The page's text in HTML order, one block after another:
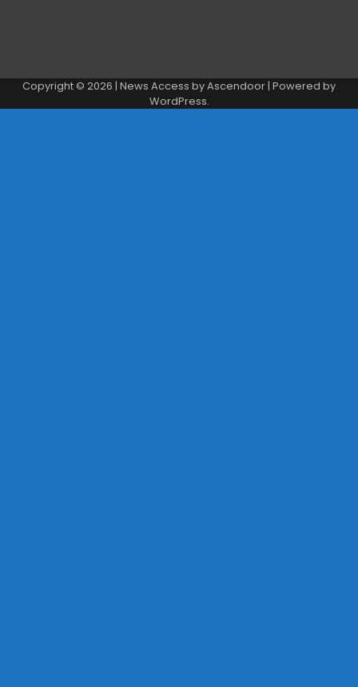
Copyright © 2026 | News Access byAscendoor | Powered by
WordPress.